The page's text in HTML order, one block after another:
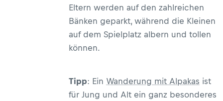
Eltern werden auf den zahlreichen
Bänken geparkt, während die Kleinen
auf dem Spielplatz albern und tollen
können.
Tipp: Ein Wanderung mit Alpakas ist
für Jung und Alt ein ganz besonderes